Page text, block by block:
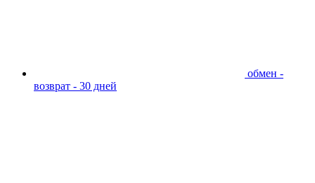
обмен -
возврат - 30 дней